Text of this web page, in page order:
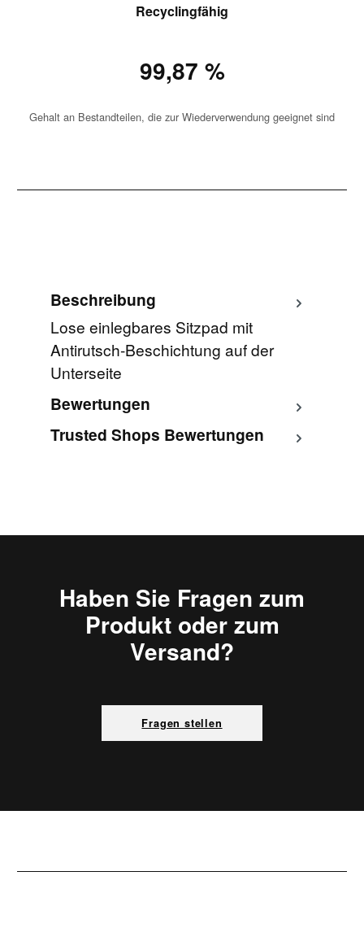
Recyclingfähig
99,87 %
Gehalt an Bestandteilen, die zur Wiederverwendung geeignet sind
Beschreibung
Lose einlegbares Sitzpad mit
Antirutsch-Beschichtung auf der
Unterseite
Bewertungen
Trusted Shops Bewertungen
Haben Sie Fragen zum
Produkt oder zum
Versand?
Fragen stellen